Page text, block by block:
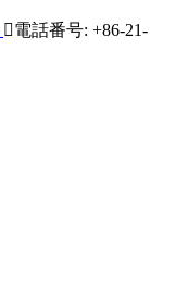
電話番号: +86-21-